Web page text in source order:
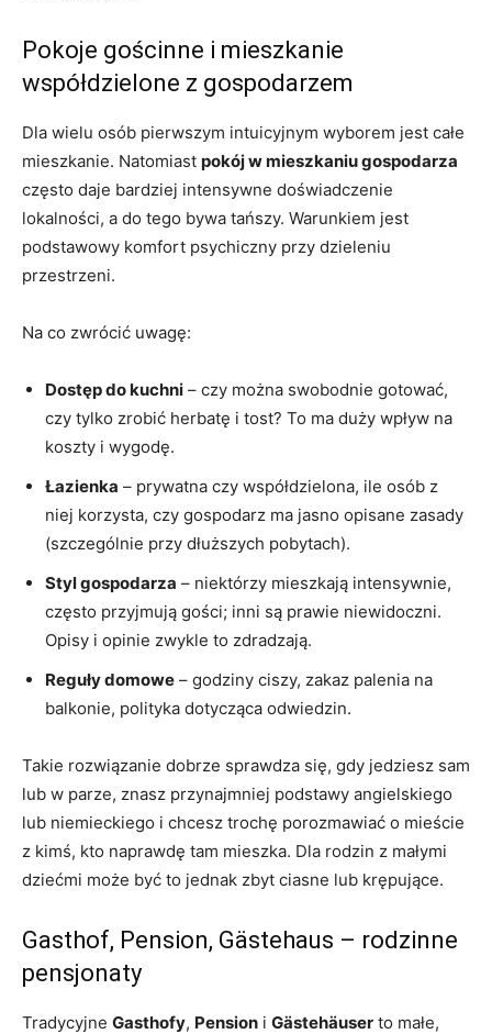
Pokoje gościnne i mieszkanie
współdzielone z gospodarzem
Dla wielu osób pierwszym intuicyjnym wyborem jest całe
mieszkanie. Natomiast pokój w mieszkaniu gospodarza
często daje bardziej intensywne doświadczenie
lokalności, a do tego bywa tańszy. Warunkiem jest
podstawowy komfort psychiczny przy dzieleniu
przestrzeni.
Na co zwrócić uwagę:
Dostęp do kuchni – czy można swobodnie gotować,
czy tylko zrobić herbatę i tost? To ma duży wpływ na
koszty i wygodę.
Łazienka – prywatna czy współdzielona, ile osób z
niej korzysta, czy gospodarz ma jasno opisane zasady
(szczególnie przy dłuższych pobytach).
Styl gospodarza – niektórzy mieszkają intensywnie,
często przyjmują gości; inni są prawie niewidoczni.
Opisy i opinie zwykle to zdradzają.
Reguły domowe – godziny ciszy, zakaz palenia na
balkonie, polityka dotycząca odwiedzin.
Takie rozwiązanie dobrze sprawdza się, gdy jedziesz sam
lub w parze, znasz przynajmniej podstawy angielskiego
lub niemieckiego i chcesz trochę porozmawiać o mieście
z kimś, kto naprawdę tam mieszka. Dla rodzin z małymi
dziećmi może być to jednak zbyt ciasne lub krępujące.
Gasthof, Pension, Gästehaus – rodzinne
pensjonaty
Tradycyjne Gasthofy, Pension i Gästehäuser to małe,